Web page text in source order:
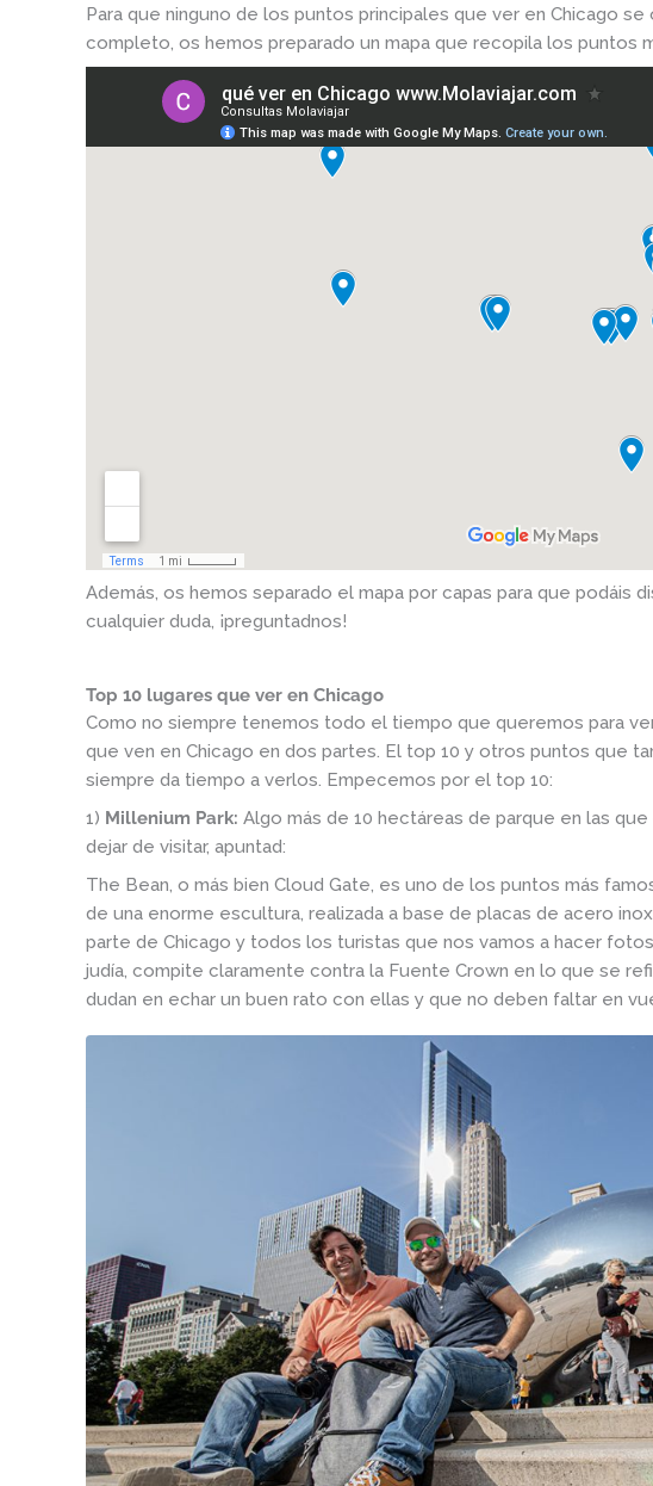
Para que ninguno de los puntos principales que ver en Chicago
completo, os hemos preparado un mapa que recopila los puntos
Además, os hemos separado el mapa por capas para que podáis
cualquier duda, ¡preguntadnos!
Top 10 lugares que ver en Chicago
Como no siempre tenemos todo el tiempo que queremos para
que ven en Chicago en dos partes. El top 10 y otros puntos que
siempre da tiempo a verlos. Empecemos por el top 10:
1) Millenium Park: Algo más de 10 hectáreas de parque en las
dejar de visitar, apuntad:
The Bean, o más bien Cloud Gate, es uno de los puntos más
de una enorme escultura, realizada a base de placas de acero
parte de Chicago y todos los turistas que nos vamos a hacer
judía, compite claramente contra la Fuente Crown en lo que se
dudan en echar un buen rato con ellas y que no deben faltar en